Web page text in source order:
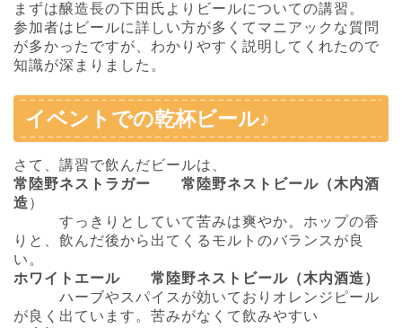
まずは醸造長の下田氏よりビールについての講習。
参加者はビールに詳しい方が多くてマニアックな質問
が多かったですが、わかりやすく説明してくれたので
知識が深まりました。
イベントでの乾杯ビール♪
さて、講習で飲んだビールは、
常陸野ネストラガー 常陸野ネストビール（木内酒
造）
すっきりとしていて苦みは爽やか。ホップの香
りと、飲んだ後から出てくるモルトのバランスが良
い。
ホワイトエール 常陸野ネストビール（木内酒造）
ハーブやスパイスが効いておりオレンジピール
が良く出ています。苦みがなくて飲みやすい